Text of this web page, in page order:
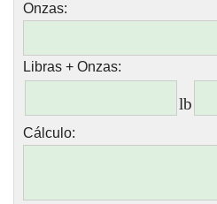
Onzas:
Libras + Onzas:
lb
Cálculo: